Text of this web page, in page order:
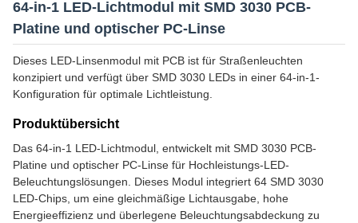
64-in-1 LED-Lichtmodul mit SMD 3030 PCB-
Platine und optischer PC-Linse
Dieses LED-Linsenmodul mit PCB ist für Straßenleuchten
konzipiert und verfügt über SMD 3030 LEDs in einer 64-in-1-
Konfiguration für optimale Lichtleistung.
Produktübersicht
Das 64-in-1 LED-Lichtmodul, entwickelt mit SMD 3030 PCB-
Platine und optischer PC-Linse für Hochleistungs-LED-
Beleuchtungslösungen. Dieses Modul integriert 64 SMD 3030
LED-Chips, um eine gleichmäßige Lichtausgabe, hohe
Energieeffizienz und überlegene Beleuchtungsabdeckung zu